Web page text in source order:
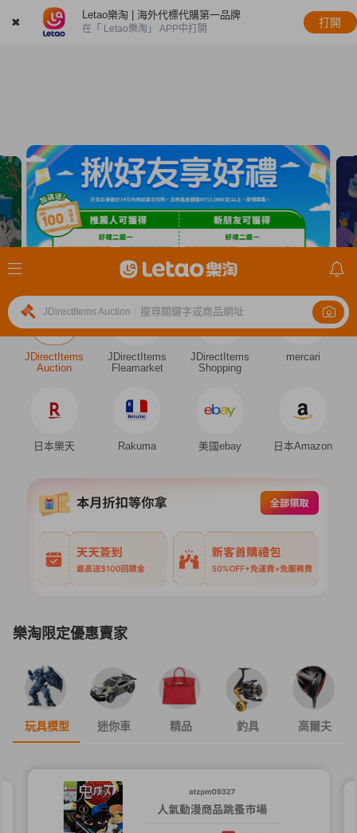
✖
Letao樂淘 | 海外代標代購第一品牌
在「 Letao樂淘」 APP中打開
打開
JDirectItems Auction 搜尋關鍵字或商品網址
JDirectItems
Auction
JDirectItems
Fleamarket
JDirectItems
Shopping
mercari
日本樂天 Rakuma 美國ebay 日本Amazon
樂淘限定優惠賣家
玩具模型 迷你車 精品 釣具 高爾夫